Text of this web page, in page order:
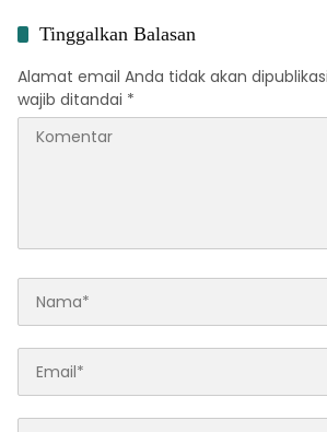
Tinggalkan Balasan
Alamat email Anda tidak akan
wajib ditandai *